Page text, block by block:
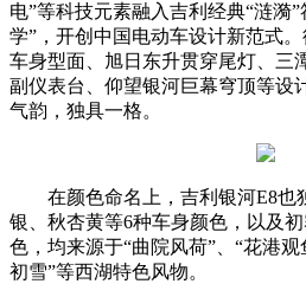
电”等科技元素融入吉利经典“涟漪
学”，开创中国电动车设计新范式
车身型面、旭日东升贯穿尾灯、三
副仪表台、仰望银河巨幕穹顶等设
气韵，独具一格。
在颜色命名上，吉利银河E8也
银、秋杏黄等6种车身颜色，以及
色，均来源于“曲院风荷”、“花港观
初雪”等西湖特色风物。